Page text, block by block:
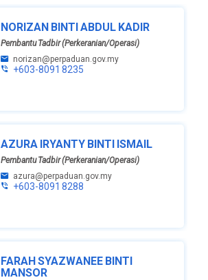
NORIZAN BINTI ABDUL KADIR
Pembantu Tadbir (Perkeranian/Operasi)
norizan@perpaduan.gov.my
+603-8091 8235
AZURA IRYANTY BINTI ISMAIL
Pembantu Tadbir (Perkeranian/Operasi)
azura@perpaduan.gov.my
+603-8091 8288
FARAH SYAZWANEE BINTI
MANSOR